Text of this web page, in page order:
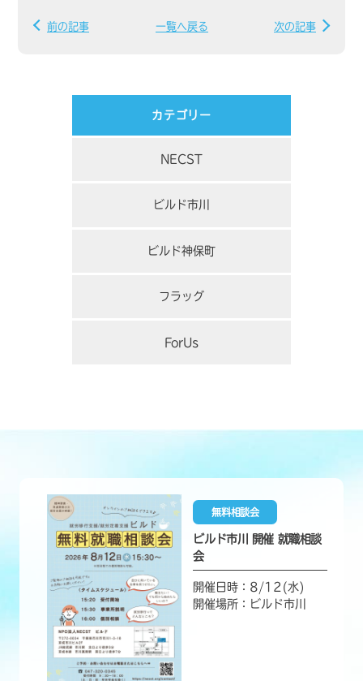
前の記事 一覧へ戻る 次の記事
カテゴリー
NECST
ビルド市川
ビルド神保町
フラッグ
ForUs
無料相談会
ビルド市川 開催 就職相談
会
開催日時：8/12(水)
開催場所：ビルド市川